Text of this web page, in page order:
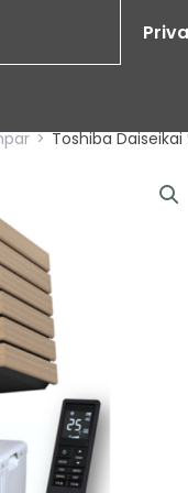
> Toshiba Daiseikai